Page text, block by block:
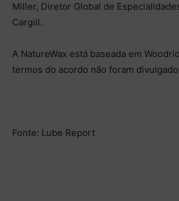
Miller, Diretor Global de
Cargill.
A NatureWax está baseada em
termos do acordo não foram
Fonte: Lube Report